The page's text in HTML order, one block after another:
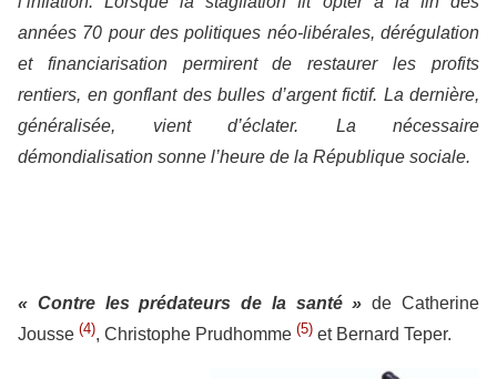
années 70 pour des politiques néo-libérales, dérégulation
et financiarisation permirent de restaurer les profits
rentiers, en gonflant des bulles d’argent fictif. La dernière,
généralisée, vient d’éclater. La nécessaire
démondialisation sonne l’heure de la République sociale.
« Contre les prédateurs de la santé » de Catherine
Jousse (4), Christophe Prudhomme (5) et Bernard Teper.